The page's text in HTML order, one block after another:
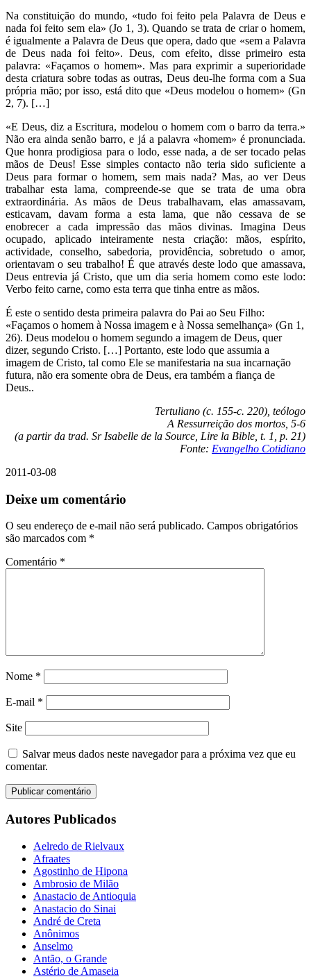
Na constituição do mundo, «tudo foi feito pela Palavra de Deus e
nada foi feito sem ela» (Jo 1, 3). Quando se trata de criar o homem,
é igualmente a Palavra de Deus que opera, dado que «sem a Palavra
de Deus nada foi feito». Deus, com efeito, disse primeiro esta
palavra: «Façamos o homem». Mas para exprimir a superioridade
desta criatura sobre todas as outras, Deus deu-lhe forma com a Sua
própria mão; por isso, está dito que «Deus modelou o homem» (Gn
2, 7). […]
«E Deus, diz a Escritura, modelou o homem com o barro da terra.»
Não era ainda senão barro, e já a palavra «homem» é pronunciada.
Que honra prodigiosa para o lodo, esse nada, a de ser tocado pelas
mãos de Deus! Esse simples contacto não teria sido suficiente a
Deus para formar o homem, sem mais nada? Mas, ao ver Deus
trabalhar esta lama, compreende-se que se trata de uma obra
extraordinária. As mãos de Deus trabalhavam, elas amassavam,
esticavam, davam forma a esta lama, que não cessava de se
enobrecer a cada impressão das mãos divinas. Imagina Deus
ocupado, aplicado inteiramente nesta criação: mãos, espírito,
actividade, conselho, sabedoria, providência, sobretudo o amor,
orientavam o seu trabalho! É que através deste lodo que amassava,
Deus entrevia já Cristo, que um dia seria homem como este lodo:
Verbo feito carne, como esta terra que tinha entre as mãos.
É este o sentido desta primeira palavra do Pai ao Seu Filho:
«Façamos o homem à Nossa imagem e à Nossa semelhança» (Gn 1,
26). Deus modelou o homem segundo a imagem de Deus, quer
dizer, segundo Cristo. […] Portanto, este lodo que assumia a
imagem de Cristo, tal como Ele se manifestaria na sua incarnação
futura, não era somente obra de Deus, era também a fiança de
Deus..
Tertuliano (c. 155-c. 220), teólogo
A Ressurreição dos mortos, 5-6
(a partir da trad. Sr Isabelle de la Source, Lire la Bible, t. 1, p. 21)
Fonte: Evangelho Cotidiano
2011-03-08
Deixe um comentário
O seu endereço de e-mail não será publicado. Campos obrigatórios
são marcados com *
Comentário *
Nome *
E-mail *
Site
Salvar meus dados neste navegador para a próxima vez que eu
comentar.
Autores Publicados
Aelredo de Rielvaux
Afraates
Agostinho de Hipona
Ambrosio de Milão
Anastacio de Antioquia
Anastacio do Sinai
André de Creta
Anônimos
Anselmo
Antão, o Grande
Astério de Amaseia